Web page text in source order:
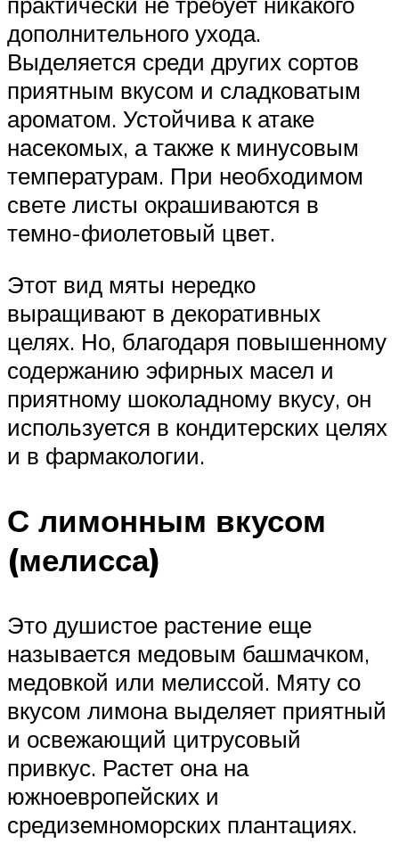
дополнительного ухода.
Выделяется среди других сортов
приятным вкусом и сладковатым
ароматом. Устойчива к атаке
насекомых, а также к минусовым
температурам. При необходимом
свете листы окрашиваются в
темно-фиолетовый цвет.
Этот вид мяты нередко
выращивают в декоративных
целях. Но, благодаря повышенному
содержанию эфирных масел и
приятному шоколадному вкусу, он
используется в кондитерских целях
и в фармакологии.
С лимонным вкусом
(мелисса)
Это душистое растение еще
называется медовым башмачком,
медовкой или мелиссой. Мяту со
вкусом лимона выделяет приятный
и освежающий цитрусовый
привкус. Растет она на
южноевропейских и
средиземноморских плантациях.